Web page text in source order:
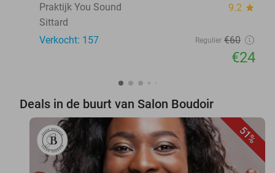
Praktijk You Sound
9.2 star
Sittard
Verkocht: 157
Regulier €60
€24
Deals in de buurt van Salon Boudoir
51%